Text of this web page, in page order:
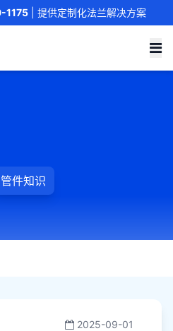
1175| 提供定制化法兰解决方案
管件知识
2025-09-01